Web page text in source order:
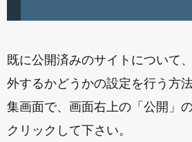
既に公開済みのサイトについて
外するかどうかの設定を行う方
集画面で、画面右上の「公開」
クリックして下さい。